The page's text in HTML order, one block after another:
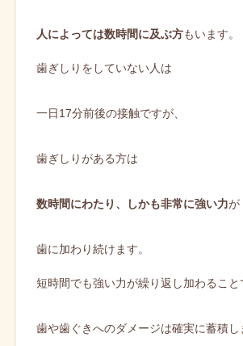
人によっては数時間に及ぶ方もいます。
歯ぎしりをしていない人は
一日17分前後の接触ですが、
歯ぎしりがある方は
数時間にわたり、しかも非常に強い力が
歯に加わり続けます。
短時間でも強い力が繰り返し加わること
歯や歯ぐきへのダメージは確実に蓄積し